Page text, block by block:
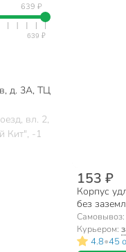
639 ₽
д. 3А, ТЦ
вл. 2,
Кит", -1
153 ₽
Корпус
без
UNIVersal,
Самовывоз:
Курьером:
4.8•45